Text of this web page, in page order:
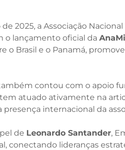
de 2025, a Associação
o lançamento oficial da
o Brasil e o Panamá,
contou com o apoio
atuado ativamente na
presença internacional da
de Leonardo Santander,
conectando lideranças